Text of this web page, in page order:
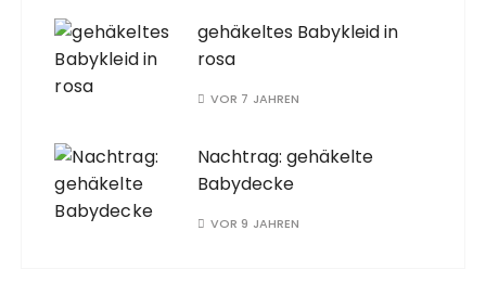
gehäkeltes Babykleid in
rosa
VOR 7 JAHREN
Nachtrag: gehäkelte
Babydecke
VOR 9 JAHREN